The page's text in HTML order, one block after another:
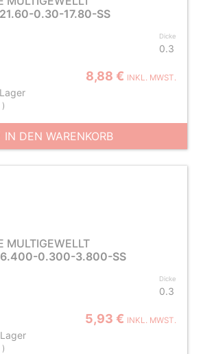
0.30-17.80-SS
Dicke
0.3
8,88 € INKL. MWST.
)
IN DEN WARENKORB
MULTIGEWELLT
0.300-3.800-SS
Dicke
0.3
5,93 € INKL. MWST.
)